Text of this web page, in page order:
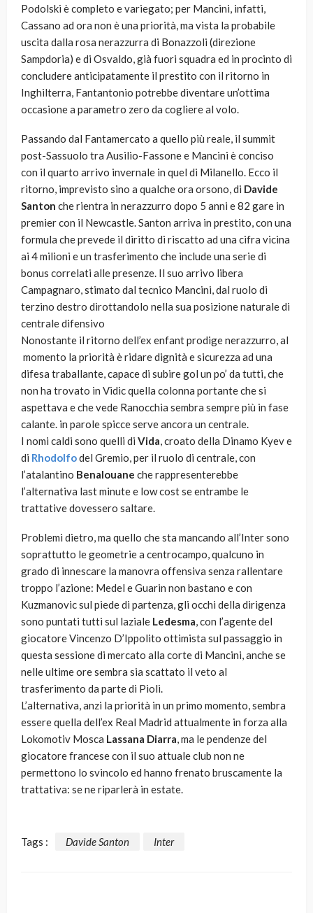
Podolski è completo e variegato; per Mancini, infatti,
Cassano ad ora non è una priorità, ma vista la probabile
uscita dalla rosa nerazzurra di Bonazzoli (direzione
Sampdoria) e di Osvaldo, già fuori squadra ed in procinto di
concludere anticipatamente il prestito con il ritorno in
Inghilterra, Fantantonio potrebbe diventare un’ottima
occasione a parametro zero da cogliere al volo.
Passando dal Fantamercato a quello più reale, il summit
post-Sassuolo tra Ausilio-Fassone e Mancini è conciso
con il quarto arrivo invernale in quel di Milanello. Ecco il
ritorno, imprevisto sino a qualche ora orsono, di Davide
Santon che rientra in nerazzurro dopo 5 anni e 82 gare in
premier con il Newcastle. Santon arriva in prestito, con una
formula che prevede il diritto di riscatto ad una cifra vicina
ai 4 milioni e un trasferimento che include una serie di
bonus correlati alle presenze. Il suo arrivo libera
Campagnaro, stimato dal tecnico Mancini, dal ruolo di
terzino destro dirottandolo nella sua posizione naturale di
centrale difensivo
Nonostante il ritorno dell’ex enfant prodige nerazzurro, al
momento la priorità è ridare dignità e sicurezza ad una
difesa traballante, capace di subire gol un po’ da tutti, che
non ha trovato in Vidic quella colonna portante che si
aspettava e che vede Ranocchia sembra sempre più in fase
calante. in parole spicce serve ancora un centrale.
I nomi caldi sono quelli di Vida, croato della Dinamo Kyev e
di Rhodolfodel Gremio, per il ruolo di centrale, con
l’atalantino Benalouane che rappresenterebbe
l’alternativa last minute e low cost se entrambe le
trattative dovessero saltare.
Problemi dietro, ma quello che sta mancando all’Inter sono
soprattutto le geometrie a centrocampo, qualcuno in
grado di innescare la manovra offensiva senza rallentare
troppo l’azione: Medel e Guarin non bastano e con
Kuzmanovic sul piede di partenza, gli occhi della dirigenza
sono puntati tutti sul laziale Ledesma, con l’agente del
giocatore Vincenzo D’Ippolito ottimista sul passaggio in
questa sessione di mercato alla corte di Mancini, anche se
nelle ultime ore sembra sia scattato il veto al
trasferimento da parte di Pioli.
L’alternativa, anzi la priorità in un primo momento, sembra
essere quella dell’ex Real Madrid attualmente in forza alla
Lokomotiv Mosca Lassana Diarra, ma le pendenze del
giocatore francese con il suo attuale club non ne
permettono lo svincolo ed hanno frenato bruscamente la
trattativa: se ne riparlerà in estate.
Tags : Davide Santon Inter